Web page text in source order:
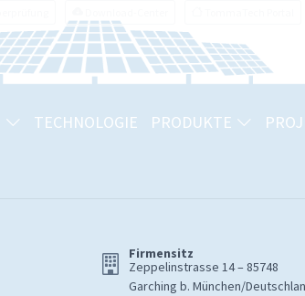
TECHNOLOGIE PRODUKTE
Firmensitz
Zeppelinstrasse 14 – 85748
Garching b. München/